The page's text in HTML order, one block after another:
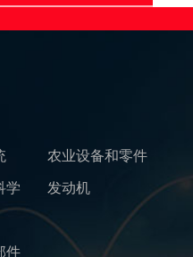
学
件
农业设备和零件
发动机